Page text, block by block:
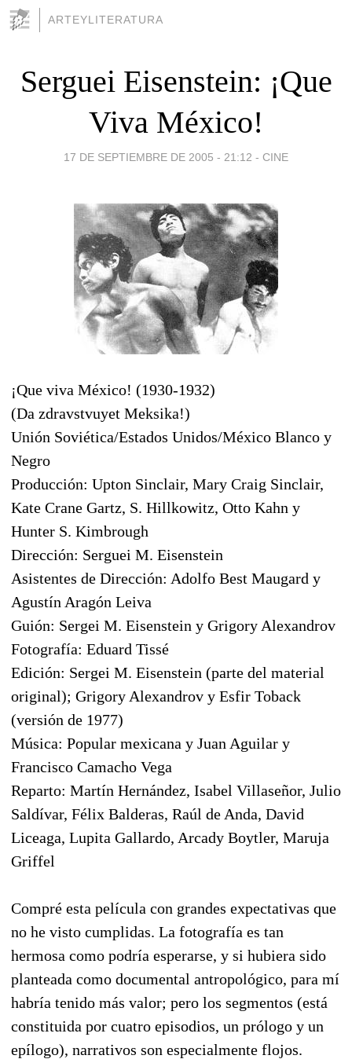
ARTEYLITERATURA
Serguei Eisenstein: ¡Que
Viva México!
17 DE SEPTIEMBRE DE 2005 - 21:12 - CINE
¡Que viva México! (1930-1932)
(Da zdravstvuyet Meksika!)
Unión Soviética/Estados Unidos/México Blanco y
Negro
Producción: Upton Sinclair, Mary Craig Sinclair,
Kate Crane Gartz, S. Hillkowitz, Otto Kahn y
Hunter S. Kimbrough
Dirección: Serguei M. Eisenstein
Asistentes de Dirección: Adolfo Best Maugard y
Agustín Aragón Leiva
Guión: Sergei M. Eisenstein y Grigory Alexandrov
Fotografía: Eduard Tissé
Edición: Sergei M. Eisenstein (parte del material
original); Grigory Alexandrov y Esfir Toback
(versión de 1977)
Música: Popular mexicana y Juan Aguilar y
Francisco Camacho Vega
Reparto: Martín Hernández, Isabel Villaseñor, Julio
Saldívar, Félix Balderas, Raúl de Anda, David
Liceaga, Lupita Gallardo, Arcady Boytler, Maruja
Griffel
Compré esta película con grandes expectativas que
no he visto cumplidas. La fotografía es tan
hermosa como podría esperarse, y si hubiera sido
planteada como documental antropológico, para mí
habría tenido más valor; pero los segmentos (está
constituida por cuatro episodios, un prólogo y un
epílogo), narrativos son especialmente flojos.